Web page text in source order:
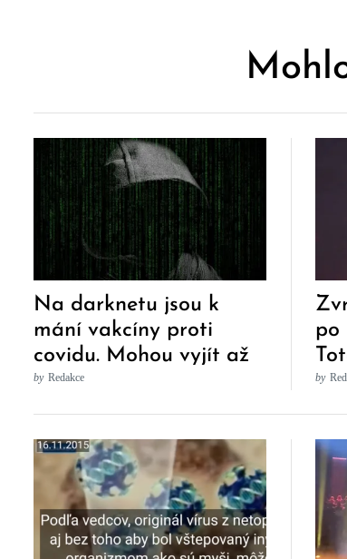
Na darknetu jsou k
mání vakcíny proti
covidu. Mohou vyjít až
na dvacet tisíc korun
by Redakce
po
by